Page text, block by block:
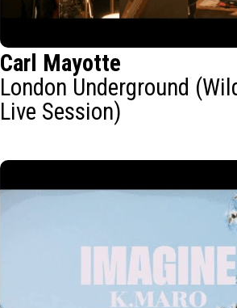
Carl Mayotte
London Underground
Live Session)